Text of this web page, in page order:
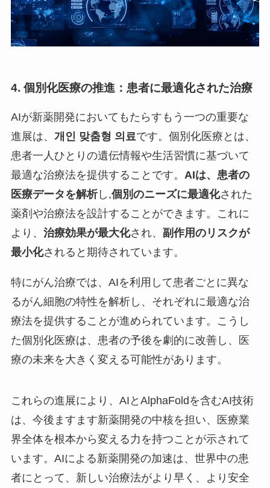
4. 個別化医療の推進：患者に最適化された治療
AIが新薬開発においてもたらすもう一つの重要な
進展は、 개인 맞춤형 의료です。個別化医療とは、
患者一人ひとりの遺伝情報や生活習慣に基づいて
最適な治療法を提供することです。 AIは、患者の
医療データを解析し,個別のニーズに最適化された
薬剤や治療法を設計することができます。これに
より、 治療効果が最大化され、 副作用のリスクが
最小化されると期待されています。
特にがん治療では、AIを利用して患者ごとに異な
るがん細胞の特性を解析し、それぞれに最適な治
療法を提供することが進められています。こうし
た個別化医療は、患者の予後を劇的に改善し、医
療の未来を大きく変える可能性があります。
これらの進展により、AIとAlphaFoldを含むAI技術
は、今後ますます新薬開発の中核を担い、医療業
界全体を根本から変える力を持つことが示されて
います。AIによる新薬開発の加速は、世界中の患
者にとって、新しい治療法がより早く、より安全